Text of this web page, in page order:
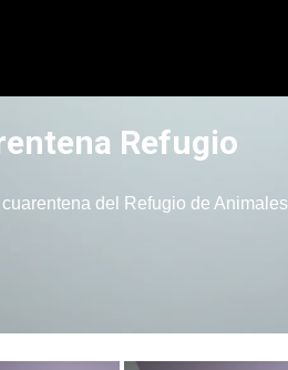
Refugio
del Refugio de Animales